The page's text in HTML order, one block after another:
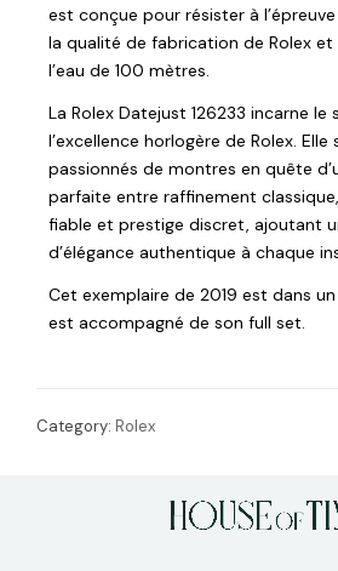
est conçue pour résister à
la qualité de fabrication de Rolex et
l’eau de 100 mètres.
La Rolex Datejust 126233 incarne
l’excellence horlogère de Rolex. Elle
passionnés de montres en quête
parfaite entre raffinement
fiable et prestige discret, ajoutant
d’élégance authentique à chaque
Cet exemplaire de 2019 est dans
est accompagné de son full set.
Category: Rolex